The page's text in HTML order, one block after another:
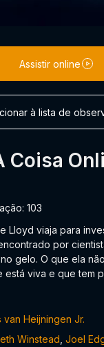
103
Coisa
Lloyd viaja para
por
gelo. O que ela
está viva e que tem
Assistir online
à lista de
van Heijningen Jr.
Winstead Joel